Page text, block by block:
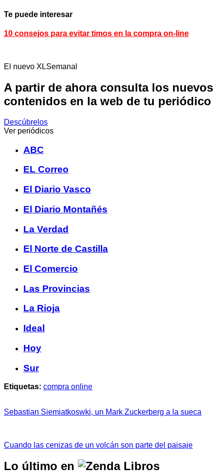
Te puede interesar
10 consejos para evitar timos en la compra on-line
El nuevo XLSemanal
A partir de ahora consulta los nuevos
contenidos en la web de tu periódico
Descúbrelos
Ver periódicos
ABC
EL Correo
El Diario Vasco
El Diario Montañés
La Verdad
El Norte de Castilla
El Comercio
Las Provincias
La Rioja
Ideal
Hoy
Sur
Etiquetas: compra online
Sebastian Siemiatkoswki, un Mark Zuckerberg a la sueca
Cuando las cenizas de un volcán son parte del paisaje
Lo último en